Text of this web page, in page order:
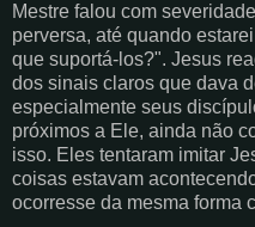
Mestre falou com
perversa, até quando
que suportá-los?". Jesus
dos sinais claros que dava
especialmente seus
próximos a Ele, ainda não
isso. Eles tentaram imitar
coisas estavam
ocorresse da mesma forma